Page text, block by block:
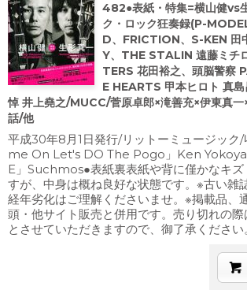
482●表紙・特集=横山健vs
ク・ロック狂奏録(P-
D、FRICTION、S-KEN 田
Y、THE STALIN 遠藤ミチ
TERS 花田裕之、頭脳警察
E HEARTS 甲本ヒロト 真
悼 井上堯之/MUCC/菅原卓郎×滝善充×伊東真
話/他
平成30年8月1日発行/リットーミュージック
me On Let's DO The Pogo」Ken
E」Suchmos●表紙裏表紙や背に僅かなキズ
すが、中身は概ね良好な状態です。※古い雑
経年劣化はご理解くださいませ。※掲載品、
頭・他サイト販売と併用です。売り切れの
とさせていただきますので、御了承ください